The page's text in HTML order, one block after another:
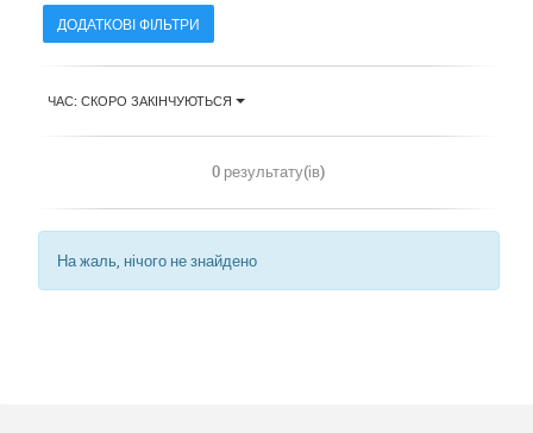
ДОДАТКОВІ ФІЛЬТРИ
ЧАС: СКОРО ЗАКІНЧУЮТЬСЯ
0 результату(ів)
На жаль, нічого не знайдено